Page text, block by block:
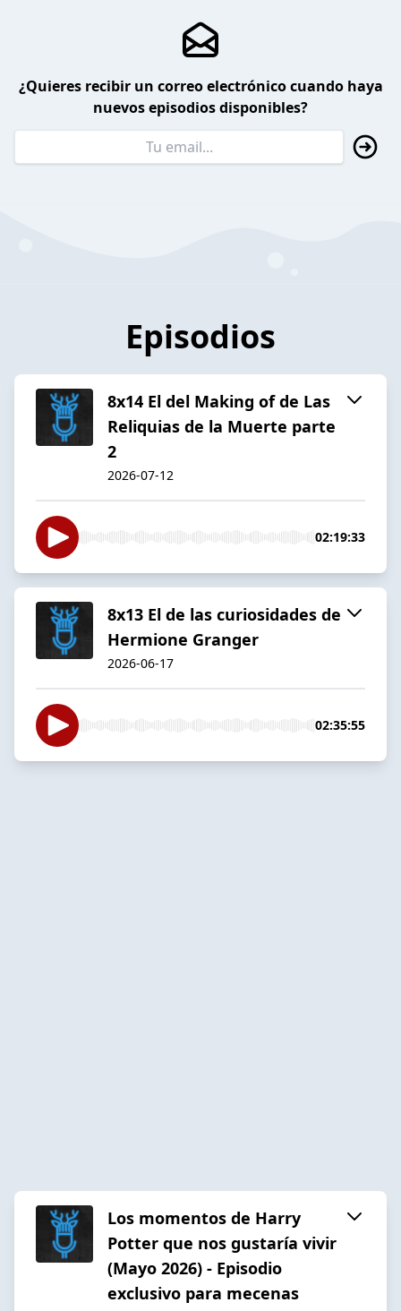
¿Quieres recibir un correo electrónico cuando haya
nuevos episodios disponibles?
Episodios
8x14 El del Making of de Las
Reliquias de la Muerte parte
2
2026-07-12
02:19:33
8x13 El de las curiosidades de
Hermione Granger
2026-06-17
02:35:55
Los momentos de Harry
Potter que nos gustaría vivir
(Mayo 2026) - Episodio
exclusivo para mecenas